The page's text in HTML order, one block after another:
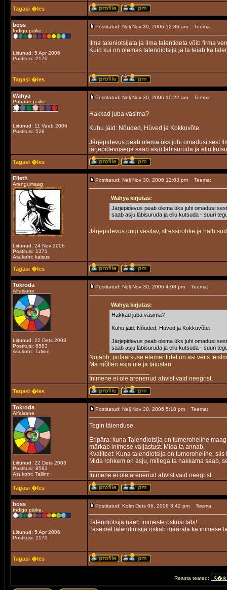
Tagasi �les
boss
Indigo päike.
Liitunud: 5 Apr 2006
Postitusi: 2170
Postitatud: Nelj Nov 30, 2006 12:36 am Teema:
Ilma taleniotsijata ja ilma talentideta võib firma
Kuid kui on olemas talendiotsija ja ta leiab ka
Tagasi �les
Wahya
Punane päike
Liitunud: 11 Veeb 2006
Postitusi: 528
Postitatud: Nelj Nov 30, 2006 10:22 am Teema:
Hakkad juba väsima?
Kuhu jäid: Nõuded, Hüved ja Kokkuvõte.
Järjepidevus peab olema üks juhi omadusi sest
järjepidevusega saab asju läbisuruda ja ellu
Tagasi �les
Elleth
Arengumaag
Liitunud: 24 Nov 2006
Postitusi: 1371
Asukoht: kaisus
Postitatud: Nelj Nov 30, 2006 12:03 pm Teema:
Wahya kirjutas:
Järjepidevus peab olema üks juhi omadusi
saab asju läbisuruda ja ellu kutsuda - suuri
Järjepidevus ongi väsitav, stressirohke ja halb
Tagasi �les
Tokroda
Alfaisane
Liitunud: 22 Dets 2003
Postitusi: 8583
Asukoht: Tallinn
Postitatud: Nelj Nov 30, 2006 4:08 pm Teema:
Wahya kirjutas:
Hakkad juba väsima?
Kuhu jäid: Nõuded, Hüved ja Kokkuvõte.
Järjepidevus peab olema üks juhi omadusi
saab asju läbisuruda ja ellu kutsuda - suuri
Nojahh, polaarsuse elementidel on asi veits
Ma mõtlen asja üle ja täiustan.
Inimene ei ole arenenud ahvist vaid neegrist.
Tagasi �les
Tokroda
Alfaisane
Liitunud: 22 Dets 2003
Postitusi: 8583
Asukoht: Tallinn
Postitatud: Nelj Nov 30, 2006 5:10 pm Teema:
Tegin täienduse.
Eripära: kuna Talendiotsija on tumeroheline
märkab inimese väljastust. Mida ta annab.
Kvaliteet: Kuna talendiotsija on tumeroheline,
Mida rohkem on asju, millega ta hakkama saab,
Inimene ei ole arenenud ahvist vaid neegrist.
Tagasi �les
boss
Indigo päike.
Liitunud: 5 Apr 2006
Postitusi: 2170
Postitatud: Kolm Dets 06, 2006 3:42 pm Teema:
Talendiotsija näeb inimeste oskusi läbi!
Tasemel talendiotsija oskab määrata ka inimese
Tagasi �les
Reasta teated: